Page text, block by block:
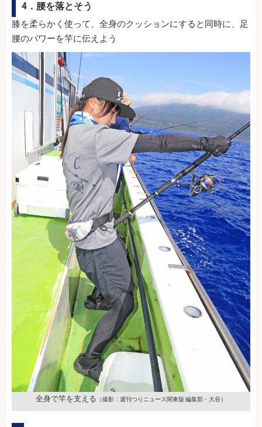
4．腰を落とそう
膝を柔らかく使って、全身のクッションにすると同時に、足
腰のパワーを竿に伝えよう
全身で竿を支える （撮影：週刊つりニュース関東版 編集部・大谷）